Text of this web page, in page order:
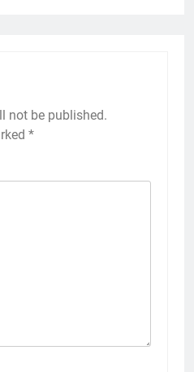
not be published.
*